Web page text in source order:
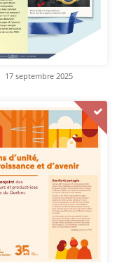
17 septembre 2025